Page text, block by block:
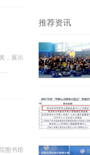
，展示
图书馆
推荐资讯